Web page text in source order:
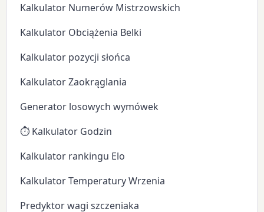
Kalkulator Numerów Mistrzowskich
Kalkulator Obciążenia Belki
Kalkulator pozycji słońca
Kalkulator Zaokrąglania
Generator losowych wymówek
⏱️ Kalkulator Godzin
Kalkulator rankingu Elo
Kalkulator Temperatury Wrzenia
Predyktor wagi szczeniaka